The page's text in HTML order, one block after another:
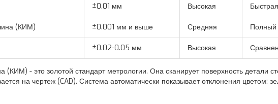
±0.01 мм Высокая
(КИМ) ±0.001 мм и выше Средняя Полный
±0.02-0.05 мм Высокая
(КИМ) - это золотой стандарт метрологии. Она сканирует поверхность
на чертеж (CAD). Система автоматически показывает отклонения цветом: